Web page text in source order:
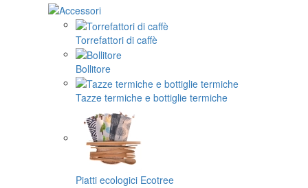
Torrefattori di caffè
Bollitore
Tazze termiche e bottiglie termiche
Piatti ecologici Ecotree